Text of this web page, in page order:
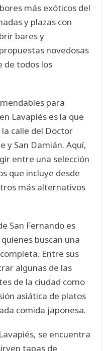
más exóticos del
y plazas con
bares y
novedosas
de todos los
para
Lavapiés es la que
calle del Doctor
y San Damián. Aquí,
entre una selección
que incluye desde
más alternativos
San Fernando es
buscan una
Entre sus
algunas de las
de la ciudad como
asiática de platos
comida japonesa.
se encuentra
tapas de